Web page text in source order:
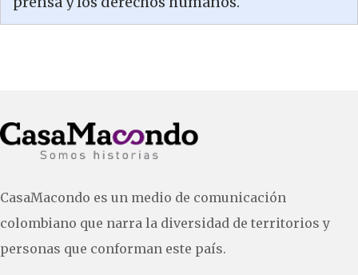
CasaMacondo es un medio de comunicación
colombiano que narra la diversidad de territorios y
personas que conforman este país.